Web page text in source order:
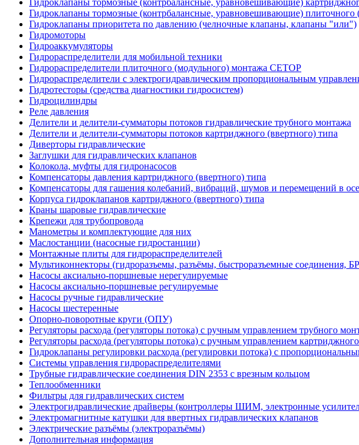
Гидроклапаны тормозные (контрбалансные, уравновешивающие)
Гидроклапаны тормозные (контрбалансные, уравновешивающие) плиточного
Гидроклапаны приоритета по давлению (челночные клапаны, клапаны "или")
Гидромоторы
Гидроаккумуляторы
Гидрораспределители для мобильной техники
Гидрораспределители плиточного (модульного) монтажа СЕТОР
Гидрораспределители с электрогидравлическим пропорциональным
Гидротесторы (средства диагностики гидросистем)
Гидроцилиндры
Реле давления
Делители и делители-сумматоры потоков гидравлические трубного монтажа
Делители и делители-сумматоры потоков картриджного (ввертного) типа
Диверторы гидравлические
Заглушки для гидравлических клапанов
Колокола, муфты для гидронасосов
Компенсаторы давления картриджного (ввертного) типа
Компенсаторы для гашения колебаний, вибраций, шумов и перемещений в
Корпуса гидроклапанов картриджного (ввертного) типа
Краны шаровые гидравлические
Крепежи для трубопровода
Манометры и комплектующие для них
Маслостанции (насосные гидростанции)
Монтажные плиты для гидрораспределителей
Мультиконнекторы (гидроразъемы, разъёмы, быстроразъемные соединения,
Насосы аксиально-поршневые нерегулируемые
Насосы аксиально-поршневые регулируемые
Насосы ручные гидравлические
Насосы шестеренные
Опорно-поворотные круги (ОПУ)
Регуляторы расхода (регуляторы потока) с ручным управлением трубного
Регуляторы расхода (регуляторы потока) с ручным управлением
Гидроклапаны регулировки расхода (регулировки потока) с
Системы управления гидрораспределителями
Трубные гидравлические соединения DIN 2353 с врезным кольцом
Теплообменники
Фильтры для гидравлических систем
Электрогидравлические драйверы (контроллеры ШИМ, электронные
Электромагнитные катушки для ввертных гидравлических клапанов
Электрические разъёмы (электроразъёмы)
Дополнительная информация